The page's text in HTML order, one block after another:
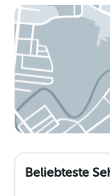
Beliebteste